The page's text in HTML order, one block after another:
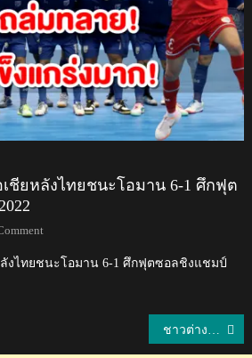
ชียหลังไทยชนะโอมาน 6-1 ศึกฟุต
งไทยชนะโอมาน 6-1 ศึกฟุตซอลชิงแชมป์
ชาวต่างชาติคิดอย่างไรกับการจัดระเบียบร้านอาหารข้างถนนหรือสตรีทฟู๊ดของไทย?